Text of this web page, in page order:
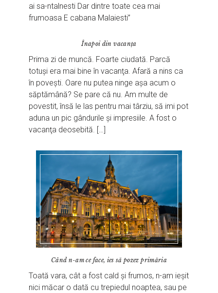
ai sa-ntalnesti Dar dintre toate cea mai
frumoasa E cabana Malaiesti”
Înapoi din vacanţa
Prima zi de muncă. Foarte ciudată. Parcă
totuşi era mai bine în vacanţa. Afară a nins ca
în poveşti. Oare nu putea ninge aşa acum o
săptămână? Se pare că nu. Am multe de
povestit, însă le las pentru mai târziu, să imi pot
aduna un pic gândurile şi impresiile. A fost o
vacanţa deosebită. […]
Când n-am ce face, ies să pozez primăria
Toată vara, cât a fost cald și frumos, n-am ieșit
nici măcar o dată cu trepiedul noaptea, sau pe